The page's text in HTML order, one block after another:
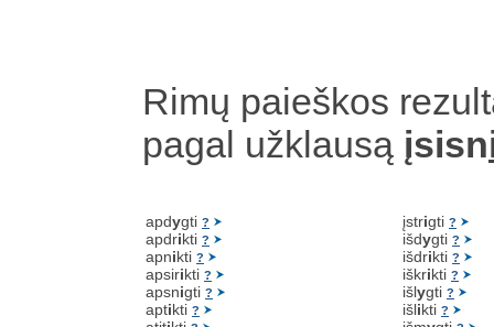
Rimų paieškos
pagal užklausą įsisn
apdygti ?
apdrikti ?
apnikti ?
apsirikti ?
apsnigti ?
aptikti ?
įstrigti ?
išdygti ?
išdrikti ?
iškrikti ?
išlygti ?
išlikti ?